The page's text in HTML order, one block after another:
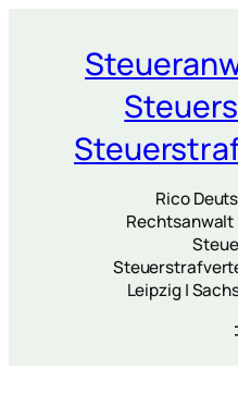
springen
Rico
Rechtsanwalt
Leipzig |